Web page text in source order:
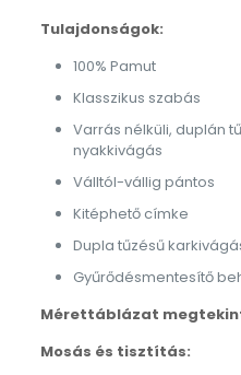
Tulajdonságok:
100% Pamut
Klasszikus szabás
Varrás nélküli, duplán
nyakkivágás
Válltól-vállig pántos
Kitéphető címke
Dupla tűzésű
Gyűrődésmentesítő
Mérettáblázat
Mosás és tisztítás: